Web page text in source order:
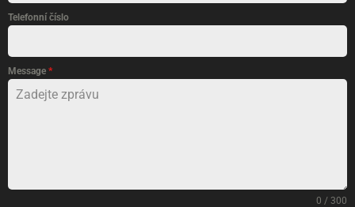
Telefonní číslo
Message *
0 / 300